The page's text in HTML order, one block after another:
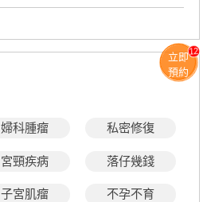
婦科腫瘤 私密修復
宮頸疾病 落仔幾錢
子宮肌瘤 不孕不育
立即
預約
12